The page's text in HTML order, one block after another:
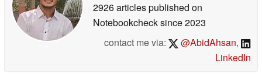
2926 articles published on
Notebookchecksince 2023
contact me via:
@AbidAhsan,
LinkedIn